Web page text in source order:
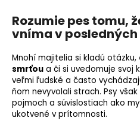
Rozumie pes tomu,
vníma v
Mnohí majitelia si kladú otázku,
smrťou a či si uvedomuje svoj
veľmi ľudské a často
ňom nevyvolali strach. Psy
pojmoch a súvislostiach ako
ukotvené v prítomnosti.